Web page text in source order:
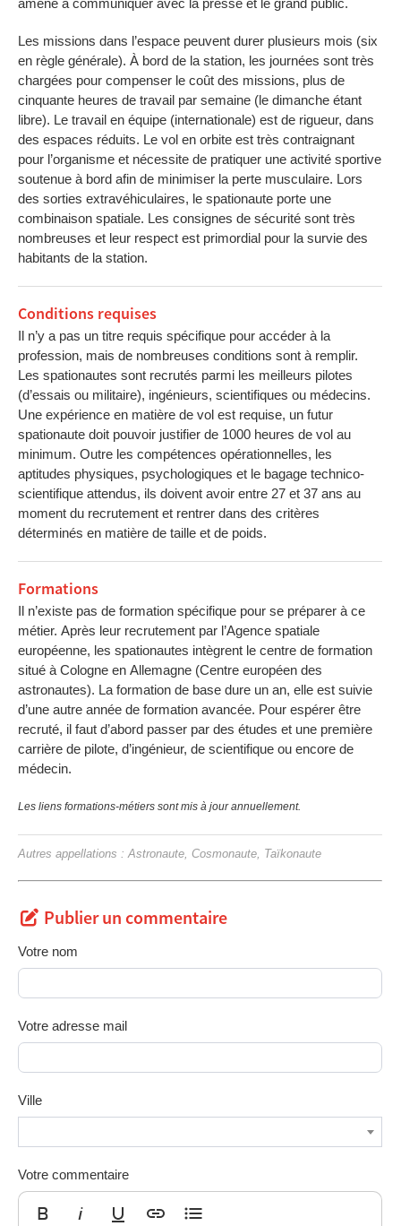
amené à communiquer avec la presse et le grand public.
Les missions dans l’espace peuvent durer plusieurs mois (six
en règle générale). À bord de la station, les journées sont très
chargées pour compenser le coût des missions, plus de
cinquante heures de travail par semaine (le dimanche étant
libre). Le travail en équipe (internationale) est de rigueur, dans
des espaces réduits. Le vol en orbite est très contraignant
pour l’organisme et nécessite de pratiquer une activité sportive
soutenue à bord afin de minimiser la perte musculaire. Lors
des sorties extravéhiculaires, le spationaute porte une
combinaison spatiale. Les consignes de sécurité sont très
nombreuses et leur respect est primordial pour la survie des
habitants de la station.
Conditions requises
Il n’y a pas un titre requis spécifique pour accéder à la
profession, mais de nombreuses conditions sont à remplir.
Les spationautes sont recrutés parmi les meilleurs pilotes
(d’essais ou militaire), ingénieurs, scientifiques ou médecins.
Une expérience en matière de vol est requise, un futur
spationaute doit pouvoir justifier de 1000 heures de vol au
minimum. Outre les compétences opérationnelles, les
aptitudes physiques, psychologiques et le bagage technico-
scientifique attendus, ils doivent avoir entre 27 et 37 ans au
moment du recrutement et rentrer dans des critères
déterminés en matière de taille et de poids.
Formations
Il n’existe pas de formation spécifique pour se préparer à ce
métier. Après leur recrutement par l’Agence spatiale
européenne, les spationautes intègrent le centre de formation
situé à Cologne en Allemagne (Centre européen des
astronautes). La formation de base dure un an, elle est suivie
d’une autre année de formation avancée. Pour espérer être
recruté, il faut d’abord passer par des études et une première
carrière de pilote, d’ingénieur, de scientifique ou encore de
médecin.
Les liens formations-métiers sont mis à jour annuellement.
Autres appellations : Astronaute, Cosmonaute, Taïkonaute
Publier un commentaire
Votre nom
Votre adresse mail
Ville
Votre commentaire